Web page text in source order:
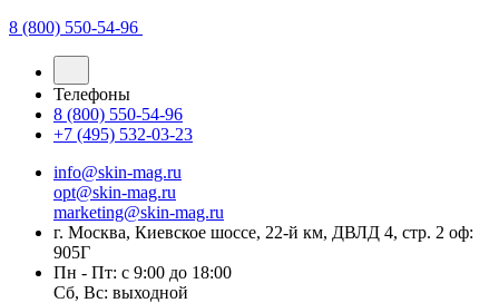
8 (800) 550-54-96
Телефоны
8 (800) 550-54-96
+7 (495) 532-03-23
info@skin-mag.ru
opt@skin-mag.ru
marketing@skin-mag.ru
г. Москва, Киевское шоссе, 22-й км, ДВЛД 4, стр. 2 оф:
905Г
Пн - Пт: с 9:00 до 18:00
Сб, Вс: выходной